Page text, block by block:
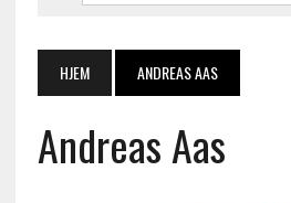
HJEM ANDREAS AAS
Andreas Aas